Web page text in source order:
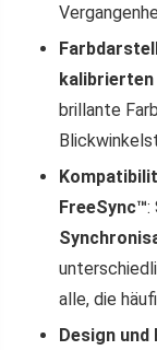
kalibrierten
brillante
FreeSync™:
alle, die
Design und